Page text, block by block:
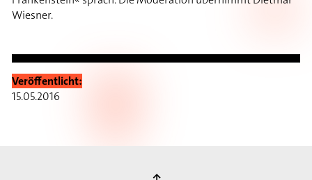
Veröffentlicht:
15.05.2016
Wiesner.